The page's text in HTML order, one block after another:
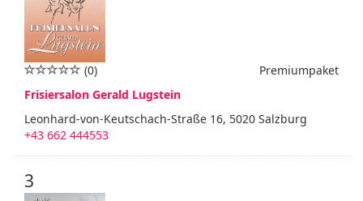
Premiumpaket
(0)
Frisiersalon Gerald Lugstein
Leonhard-von-Keutschach-Straße 16, 5020 Salzburg
+43 662 444553
3